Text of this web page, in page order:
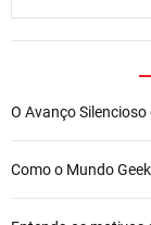
O Avanço
Como o Mundo